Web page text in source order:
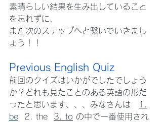
素晴らしい結果を生み出していること
を忘れずに、
また次のステップへと繋いでいきまし
ょう！！
Previous English Quiz
前回のクイズはいかがでしたでしょう
か？どれも見たことのある英語の形だ
ったと思います、、、みなさんは
1.
be
  2. the
3. to の中で一番使用され